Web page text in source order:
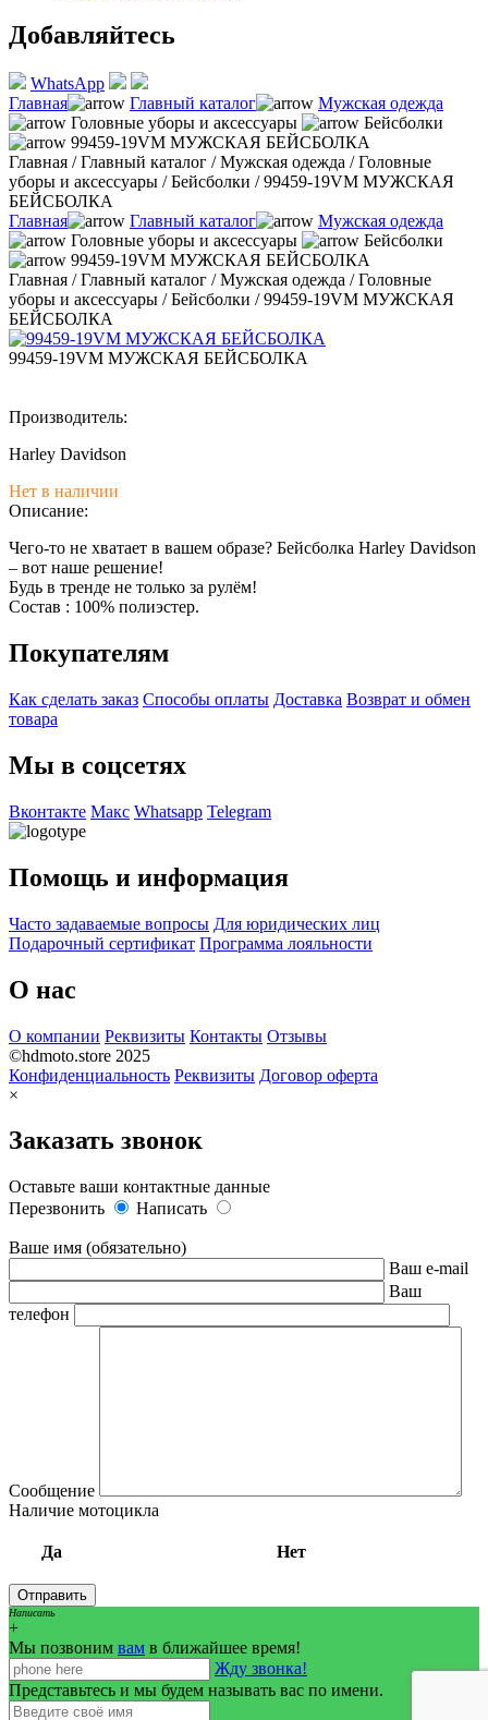
Добавляйтесь
WhatsApp
Главная
Главный каталог
Мужская одежда
Головные уборы и аксессуары
Бейсболки
99459-19VM МУЖСКАЯ БЕЙСБОЛКА
Главная /Главный каталог /Мужская одежда /Головные
уборы и аксессуары /Бейсболки /99459-19VM МУЖСКАЯ
БЕЙСБОЛКА
Главная
Главный каталог
Мужская одежда
Головные уборы и аксессуары
Бейсболки
99459-19VM МУЖСКАЯ БЕЙСБОЛКА
Главная /Главный каталог /Мужская одежда /Головные
уборы и аксессуары /Бейсболки /99459-19VM МУЖСКАЯ
БЕЙСБОЛКА
99459-19VM МУЖСКАЯ БЕЙСБОЛКА
Производитель:
Harley Davidson
Нет в наличии
Описание:
Чего-то не хватает в вашем образе? Бейсболка Harley Davidson
– вот наше решение!
Будь в тренде не только за рулём!
Состав : 100% полиэстер.
Покупателям
Как сделать заказ Способы оплаты Доставка Возврат и обмен
товара
Мы в соцсетях
Вконтакте Макс Whatsapp Telegram
Помощь и информация
Часто задаваемые вопросы Для юридических лиц
Подарочный сертификат Программа лояльности
О нас
О компании Реквизиты Контакты Отзывы
©hdmoto.store 2025
Конфиденциальность Реквизиты Договор оферта
×
Заказать звонок
Оставьте ваши контактные данные
Перезвонить
Написать
Ваше имя (обязательно)
Ваш e-mail
Ваш
телефон
Сообщение
Наличие мотоцикла
Да Нет
Написать
+
Мы позвоним вам в ближайшее время!
Жду звонка!
Представьтесь и мы будем называть вас по имени.